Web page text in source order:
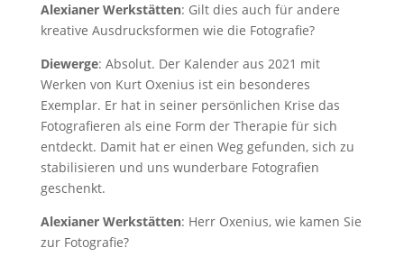
Alexianer Werkstätten: Gilt dies auch für andere
kreative Ausdrucksformen wie die Fotografie?
Diewerge: Absolut. Der Kalender aus 2021 mit
Werken von Kurt Oxenius ist ein besonderes
Exemplar. Er hat in seiner persönlichen Krise das
Fotografieren als eine Form der Therapie für sich
entdeckt. Damit hat er einen Weg gefunden, sich zu
stabilisieren und uns wunderbare Fotografien
geschenkt.
Alexianer Werkstätten: Herr Oxenius, wie kamen Sie
zur Fotografie?